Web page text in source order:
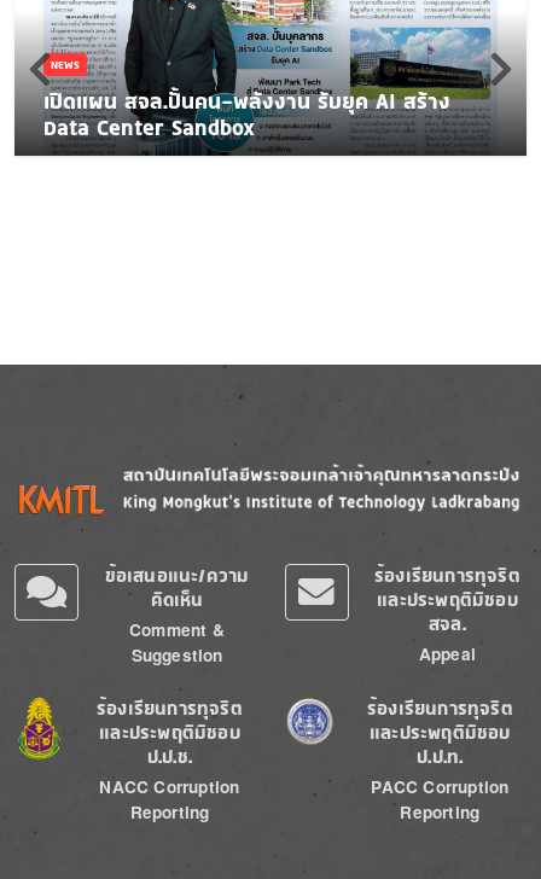
NEWS
เปิดแผน สจล.ปั้นคน-พลังงาน รับยุค AI สร้าง
Data Center Sandbox
Image
ข้อเสนอแนะ/ความ
คิดเห็น
Comment &
Suggestion
ร้องเรียนการทุจริต
และประพฤติมิชอบ
สจล.
Appeal
Image
ร้องเรียนการทุจริต
และประพฤติมิชอบ
ป.ป.ช.
NACC Corruption
Reporting
Image
ร้องเรียนการทุจริต
และประพฤติมิชอบ
ป.ป.ท.
PACC Corruption
Reporting